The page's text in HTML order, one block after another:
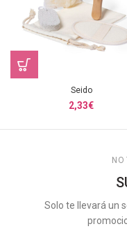
Seido
2,33€
NO
Solo te llevará un